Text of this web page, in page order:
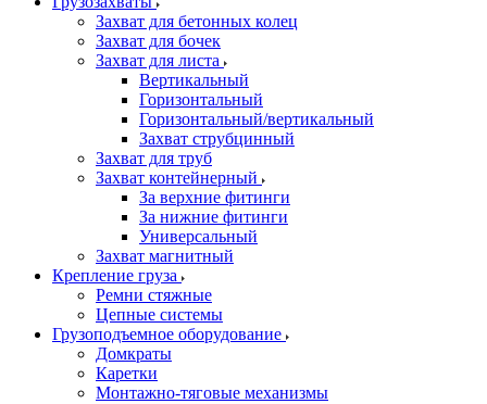
Захват для бетонных колец
Захват для бочек
Захват для листа
Вертикальный
Горизонтальный
Горизонтальный/вертикальный
Захват струбцинный
Захват для труб
Захват контейнерный
За верхние фитинги
За нижние фитинги
Универсальный
Захват магнитный
Крепление груза
Ремни стяжные
Цепные системы
Грузоподъемное оборудование
Домкраты
Каретки
Монтажно-тяговые механизмы